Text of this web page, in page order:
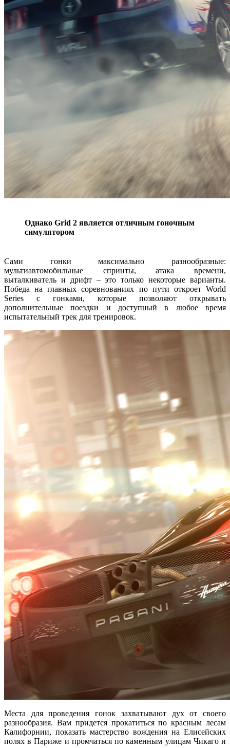
Однако Grid 2 является отличным гоночным
симулятором
Сами гонки максимально разнообразные:
мультиавтомобильные спринты, атака времени,
выталкиватель и дрифт – это только некоторые варианты.
Победа на главных соревнованиях по пути откроет World
Series с гонками, которые позволяют открывать
дополнительные поездки и доступный в любое время
испытательный трек для тренировок.
Места для проведения гонок захватывают дух от своего
разнообразия. Вам придется прокатиться по красным лесам
Калифорнии, показать мастерство вождения на Елисейских
полях в Париже и промчаться по каменным улицам Чикаго и